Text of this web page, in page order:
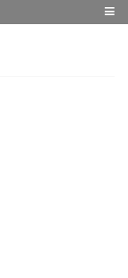
≡